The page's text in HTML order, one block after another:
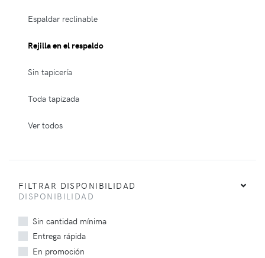
Espaldar reclinable
Rejilla en el respaldo
Sin tapicería
Toda tapizada
Ver todos
FILTRAR DISPONIBILIDAD
DISPONIBILIDAD
Sin cantidad mínima
Entrega rápida
En promoción